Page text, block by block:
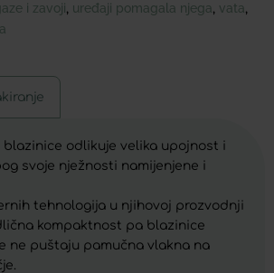
i zavoji, uređaji pomagala njega, vata,
blazinice odlikuje velika upojnost i
svoje nježnosti namijenjene i
tehnologija u njihovoj prozvodnji
kompaktnost pa blazinice
ne puštaju pamučna vlakna na